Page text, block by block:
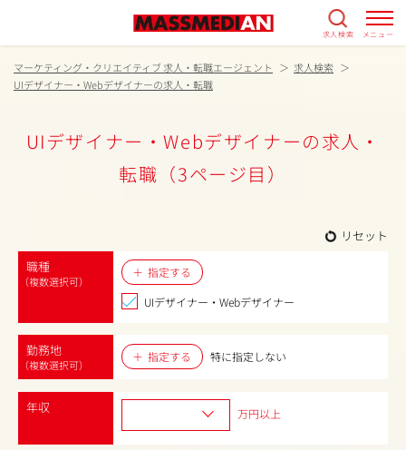
求人検索 メニュー
マーケティング・クリエイティブ 求人・転職エージェント
求人検索
UIデザイナー・Webデザイナーの求人・転職
UIデザイナー・Webデザイナーの求人・
転職（3ページ目）
リセット
職種
（複数選択可）
指定する
UIデザイナー・Webデザイナー
勤務地
（複数選択可）
指定する 特に指定しない
年収 万円以上